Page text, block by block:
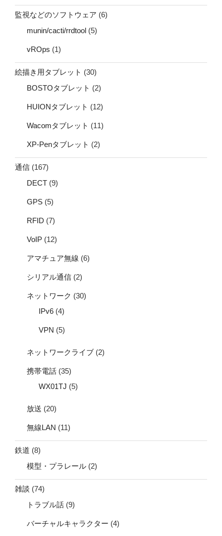
監視などのソフトウェア (6)
munin/cacti/rrdtool (5)
vROps (1)
絵描き用タブレット (30)
BOSTOタブレット (2)
HUIONタブレット (12)
Wacomタブレット (11)
XP-Penタブレット (2)
通信 (167)
DECT (9)
GPS (5)
RFID (7)
VoIP (12)
アマチュア無線 (6)
シリアル通信 (2)
ネットワーク (30)
IPv6 (4)
VPN (5)
ネットワークライブ (2)
携帯電話 (35)
WX01TJ (5)
放送 (20)
無線LAN (11)
鉄道 (8)
模型・プラレール (2)
雑談 (74)
トラブル話 (9)
バーチャルキャラクター (4)